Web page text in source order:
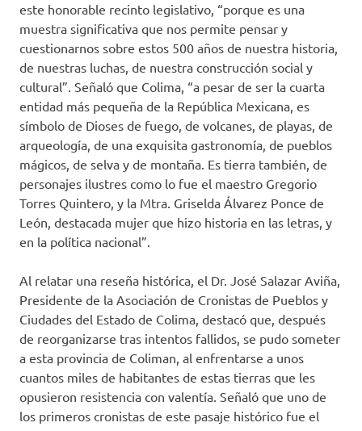
este honorable recinto legislativo, “porque es una
muestra significativa que nos permite pensar y
cuestionarnos sobre estos 500 años de nuestra historia,
de nuestras luchas, de nuestra construcción social y
cultural”. Señaló que Colima, “a pesar de ser la cuarta
entidad más pequeña de la República Mexicana, es
símbolo de Dioses de fuego, de volcanes, de playas, de
arqueología, de una exquisita gastronomía, de pueblos
mágicos, de selva y de montaña. Es tierra también, de
personajes ilustres como lo fue el maestro Gregorio
Torres Quintero, y la Mtra. Griselda Álvarez Ponce de
León, destacada mujer que hizo historia en las letras, y
en la política nacional”.
Al relatar una reseña histórica, el Dr. José Salazar Aviña,
Presidente de la Asociación de Cronistas de Pueblos y
Ciudades del Estado de Colima, destacó que, después
de reorganizarse tras intentos fallidos, se pudo someter
a esta provincia de Coliman, al enfrentarse a unos
cuantos miles de habitantes de estas tierras que les
opusieron resistencia con valentía. Señaló que uno de
los primeros cronistas de este pasaje histórico fue el